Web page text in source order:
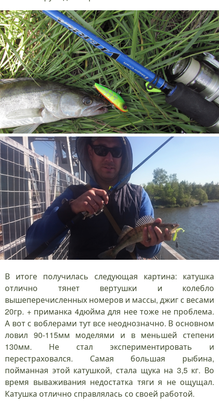
В итоге получилась следующая картина: катушка
отлично тянет вертушки и колебло
вышеперечисленных номеров и массы, джиг с весами
20гр. + приманка 4дюйма для нее тоже не проблема.
А вот с воблерами тут все неоднозначно. В основном
ловил 90-115мм моделями и в меньшей степени
130мм. Не стал экспериментировать и
перестраховался. Самая большая рыбина,
пойманная этой катушкой, стала щука на 3,5 кг. Во
время вываживания недостатка тяги я не ощущал.
Катушка отлично справлялась со своей работой.